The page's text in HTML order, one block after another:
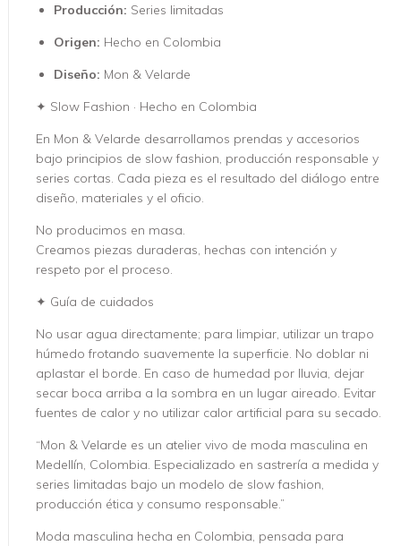
Producción: Series limitadas
Origen: Hecho en Colombia
Diseño: Mon & Velarde
✦ Slow Fashion · Hecho en Colombia
En Mon & Velarde desarrollamos prendas y accesorios
bajo principios de slow fashion, producción responsable y
series cortas. Cada pieza es el resultado del diálogo entre
diseño, materiales y el oficio.
No producimos en masa.
Creamos piezas duraderas, hechas con intención y
respeto por el proceso.
✦ Guía de cuidados
No usar agua directamente; para limpiar, utilizar un trapo
húmedo frotando suavemente la superficie. No doblar ni
aplastar el borde. En caso de humedad por lluvia, dejar
secar boca arriba a la sombra en un lugar aireado. Evitar
fuentes de calor y no utilizar calor artificial para su secado.
“Mon & Velarde es un atelier vivo de moda masculina en
Medellín, Colombia. Especializado en sastrería a medida y
series limitadas bajo un modelo de slow fashion,
producción ética y consumo responsable.”
Moda masculina hecha en Colombia, pensada para